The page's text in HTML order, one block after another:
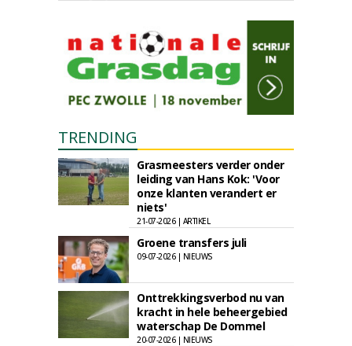
TRENDING
Grasmeesters verder onder
leiding van Hans Kok: 'Voor
onze klanten verandert er
niets'
21-07-2026 | ARTIKEL
Groene transfers juli
09-07-2026 | NIEUWS
Onttrekkingsverbod nu van
kracht in hele beheergebied
waterschap De Dommel
20-07-2026 | NIEUWS